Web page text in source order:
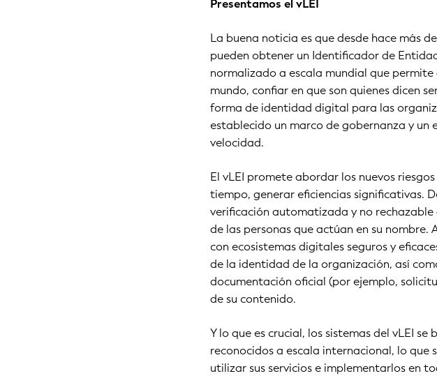
Presentamos el vLEI
La buena noticia es que desde hace más
pueden obtener un Identificador de
normalizado a escala mundial que
mundo, confiar en que son quienes dicen
forma de identidad digital para las
establecido un marco de gobernanza y un
velocidad.
El vLEI promete abordar los nuevos
tiempo, generar eficiencias significativas.
verificación automatizada y no
de las personas que actúan en su
con ecosistemas digitales seguros y
de la identidad de la organización, así
documentación oficial (por ejemplo,
de su contenido.
Y lo que es crucial, los sistemas del vLEI
reconocidos a escala internacional, lo
utilizar sus servicios e implementarlos en